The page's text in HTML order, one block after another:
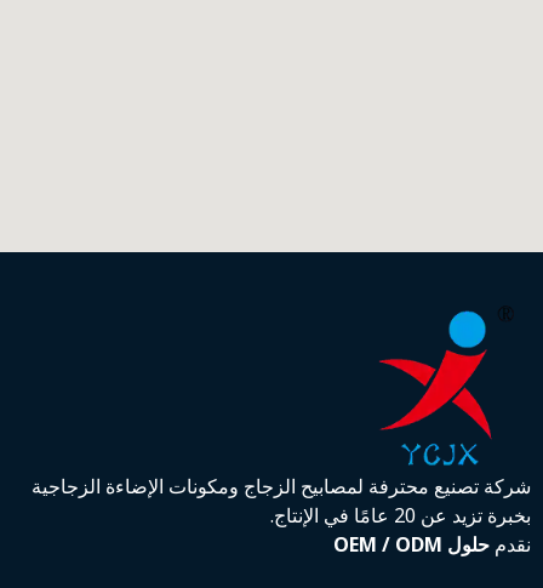
شركة تصنيع محترفة لمصابيح الزجاج ومكونات الإضاءة الزجاجية
بخبرة تزيد عن 20 عامًا في الإنتاج.
نقدم حلول OEM / ODM